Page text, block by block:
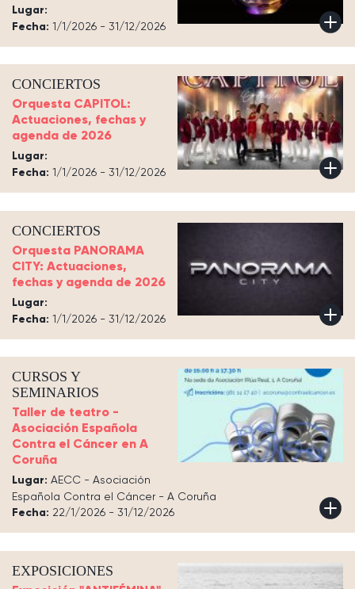
Lugar:
Fecha: 1/1/2026 - 31/12/2026
CONCIERTOS
Orquesta CAPITOL:
Actuaciones, fechas y
agenda de 2026
Lugar:
Fecha: 1/1/2026 - 31/12/2026
CONCIERTOS
Orquesta PANORAMA
CITY: Actuaciones,
fechas y agenda de 2026
Lugar:
Fecha: 1/1/2026 - 31/12/2026
CURSOS Y
SEMINARIOS
Taller de teatro -
Asociación Española
Contra el Cáncer en A
Coruña
Lugar: AECC - Asociación
Española Contra el Cáncer - A Coruña
Fecha: 22/1/2026 - 31/12/2026
EXPOSICIONES